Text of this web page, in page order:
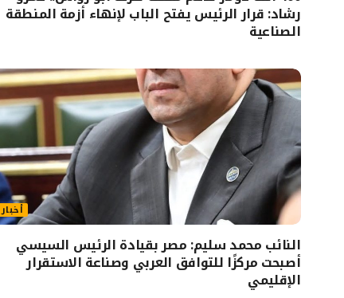
رشاد: قرار الرئيس يفتح الباب لإنهاء أزمة المنطقة
الصناعية
أخبار
النائب محمد سليم: مصر بقيادة الرئيس السيسي
أصبحت مركزًا للتوافق العربي وصناعة الاستقرار
الإقليمي